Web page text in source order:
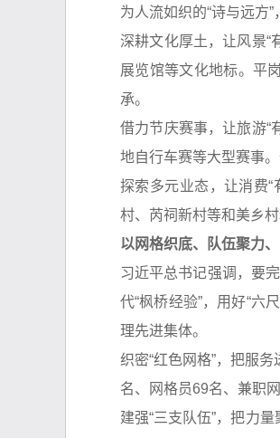
为人流如织的“诗与远方
深耕文化厚土，让风景“
展览馆等文化地标。平
承。
借力节庆赛事，让旅游“
地自行车赛等大型赛事
探索多元业态，让消费
村、芮祠新村等和美乡
以网格织底、队伍聚力
习近平总书记强调，要
代“枫桥经验”，用好“六
理先进集体。
织密“红色网格”，把服
名、网格员69名、兼职
建强“三支队伍”，把力